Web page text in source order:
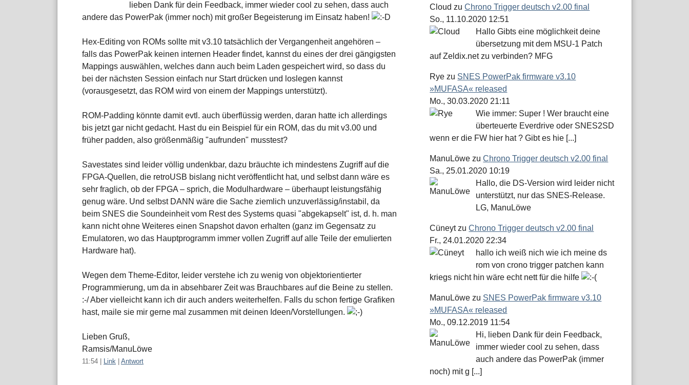
lieben Dank für dein Feedback, immer wieder cool zu sehen, dass auch
andere das PowerPak (immer noch) mit großer Begeisterung im Einsatz haben!
Hex-Editing von ROMs sollte mit v3.10 tatsächlich der Vergangenheit angehören –
falls das PowerPak keinen internen Header findet, kannst du eines der drei gängigsten
Mappings auswählen, welches dann auch beim Laden gespeichert wird, so dass du
bei der nächsten Session einfach nur Start drücken und loslegen kannst
(vorausgesetzt, das ROM wird von einem der Mappings unterstützt).
ROM-Padding könnte damit evtl. auch überflüssig werden, daran hatte ich allerdings
bis jetzt gar nicht gedacht. Hast du ein Beispiel für ein ROM, das du mit v3.00 und
früher padden, also größenmäßig "aufrunden" musstest?
Savestates sind leider völlig undenkbar, dazu bräuchte ich mindestens Zugriff auf die
FPGA-Quellen, die retroUSB bislang nicht veröffentlicht hat, und selbst dann wäre es
sehr fraglich, ob der FPGA – sprich, die Modulhardware – überhaupt leistungsfähig
genug wäre. Und selbst DANN wäre die Sache ziemlich unzuverlässig/instabil, da
beim SNES die Soundeinheit vom Rest des Systems quasi "abgekapselt" ist, d. h. man
kann nicht ohne Weiteres einen Snapshot davon erhalten (ganz im Gegensatz zu
Emulatoren, wo das Hauptprogramm immer vollen Zugriff auf alle Teile der emulierten
Hardware hat).
Wegen dem Theme-Editor, leider verstehe ich zu wenig von objektorientierter
Programmierung, um da in absehbarer Zeit was Brauchbares auf die Beine zu stellen.
:-/ Aber vielleicht kann ich dir auch anders weiterhelfen. Falls du schon fertige Grafiken
hast, maile sie mir gerne mal zusammen mit deinen Ideen/Vorstellungen.
Lieben Gruß,
Ramsis/ManuLöwe
11:54 Link Antwort
Cloud zuChrono Trigger deutsch v2.00 final
So., 11.10.2020 12:51
Hallo Gibts eine möglichkeit deine
übersetzung mit dem MSU-1 Patch
auf Zeldix.net zu verbinden? MFG
Rye zu SNES PowerPak firmware v3.10
»MUFASA« released
Mo., 30.03.2020 21:11
Wie immer: Super ! Wer braucht eine
überteuerte Everdrive oder SNES2SD
wenn er die FW hier hat ? Gibt es hie [...]
ManuLöwe zuChrono Trigger deutsch v2.00 final
Sa., 25.01.2020 10:19
Hallo, die DS-Version wird leider nicht
unterstützt, nur das SNES-Release.
LG, ManuLöwe
CüneytzuChrono Trigger deutsch v2.00 final
Fr., 24.01.2020 22:34
hallo ich weiß nich wie ich meine ds
rom von crono trigger patchen kann
kriegs nicht hin wäre echt nett für die hilfe
ManuLöwe zu SNES PowerPak firmware v3.10
»MUFASA« released
Mo., 09.12.2019 11:54
Hi, lieben Dank für dein Feedback,
immer wieder cool zu sehen, dass
auch andere das PowerPak (immer
noch) mit g [...]